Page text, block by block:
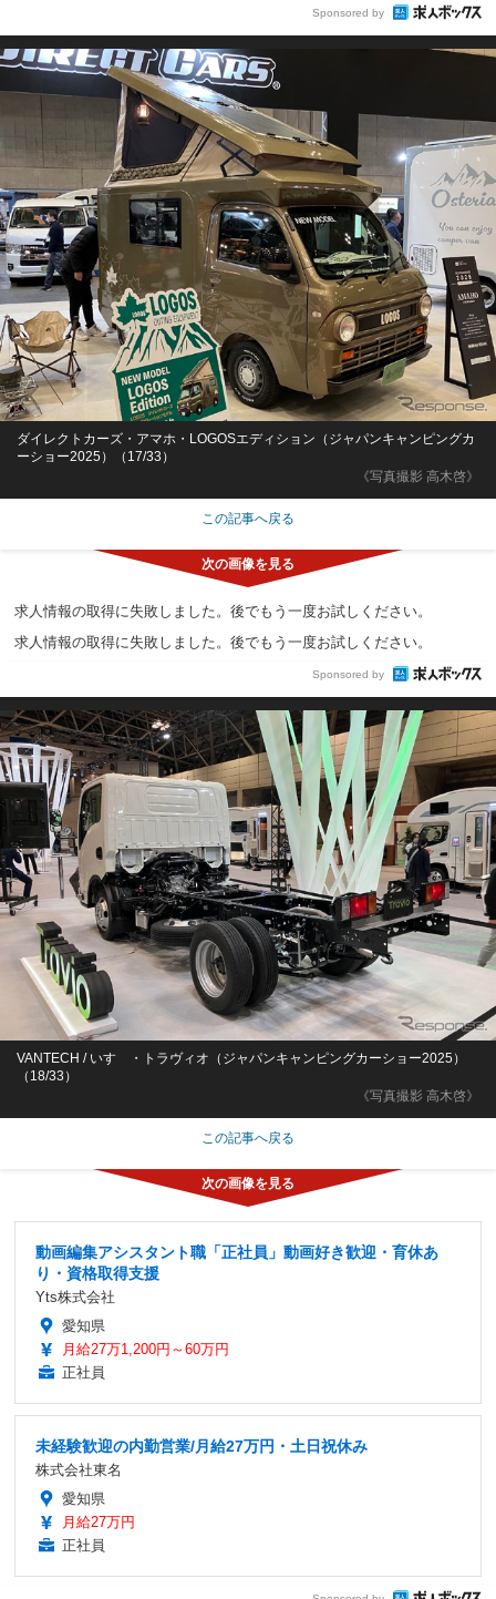
Sponsored by
《写真撮影 高木啓》
ダイレクトカーズ・アマホ・LOGOSエディション（ジャパンキャンピングカ
ーショー2025）（17/33）
この記事へ戻る
求人情報の取得に失敗しました。後でもう一度お試しください。
求人情報の取得に失敗しました。後でもう一度お試しください。
Sponsored by
《写真撮影 高木啓》
VANTECH / いすゞ・トラヴィオ（ジャパンキャンピングカーショー2025）
（18/33）
この記事へ戻る
動画編集アシスタント職「正社員」動画好き歓迎・育休あ
り・資格取得支援
Yts株式会社
愛知県
月給27万1,200円～60万円
正社員
未経験歓迎の内勤営業/月給27万円・土日祝休み
株式会社東名
愛知県
月給27万円
正社員